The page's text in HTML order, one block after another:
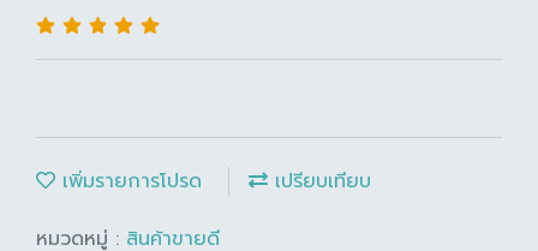
เพิ่มรายการโปรด
เปรียบเทียบ
หมวดหมู่ : สินค้าขายดี